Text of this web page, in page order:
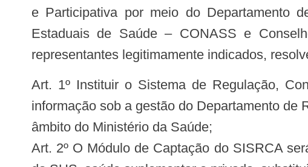
e Participativa por meio do Departamento
Estaduais de Saúde – CONASS e
representantes legitimamente indicados,
Art. 1º Instituir o Sistema de Regulação, Controle e Avaliação – SISRCA que visa gradativamente integrar os sistemas de
informação sob a gestão do Departamento de
âmbito do Ministério da Saúde;
Art. 2º O Módulo de Captação do SISRCA